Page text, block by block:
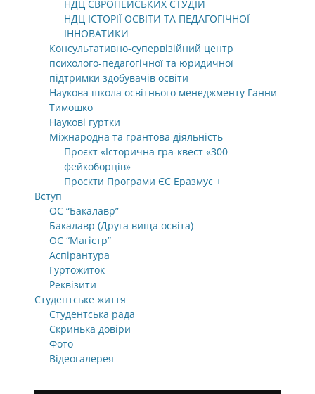
НДЦ ЄВРОПЕЙСЬКИХ СТУДІЙ
НДЦ ІСТОРІЇ ОСВІТИ ТА ПЕДАГОГІЧНОЇ
ІННОВАТИКИ
Консультативно-супервізійний центр
психолого-педагогічної та юридичної
підтримки здобувачів освіти
Наукова школа освітнього менеджменту Ганни
Тимошко
Наукові гуртки
Міжнародна та грантова діяльність
Проєкт «Історична гра-квест «300
фейкоборців»
Проєкти Програми ЄС Еразмус +
Вступ
ОС “Бакалавр”
Бакалавр (Друга вища освіта)
ОС “Магістр”
Аспірантура
Гуртожиток
Реквізити
Студентське життя
Студентська рада
Скринька довіри
Фото
Відеогалерея